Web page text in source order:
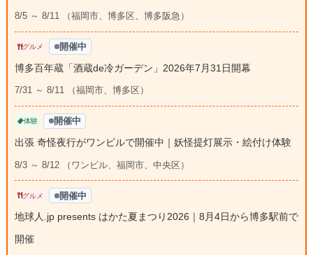
8/5 ～ 8/11 （福岡市、博多区、博多阪急）
グルメ 開催中
博多百年蔵「酒蔵de冷ガーデン」2026年7月31日開幕
7/31 ～ 8/11 （福岡市、博多区）
体験 開催中
出張 奇怪夜行がワンビルで開催中｜妖怪提灯展示・絵付け体験
8/3 ～ 8/12 （ワンビル、福岡市、中央区）
グルメ 開催中
地球人.jp presents はかた夏まつり2026｜8月4日から博多駅前で
開催